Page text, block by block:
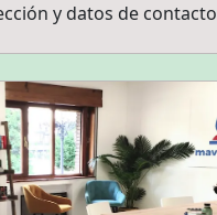
y datos de contacto